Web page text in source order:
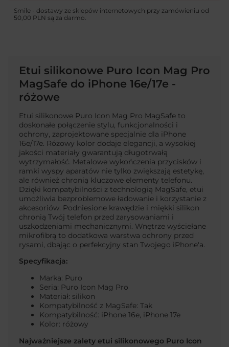
Smile - dostawy ze sklepów internetowych przy zamówieniu od
50,00 PLN są za darmo.
Etui silikonowe Puro Icon Mag Pro
MagSafe do iPhone 16e/17e -
różowe
Etui silikonowe Puro Icon Mag Pro MagSafe to
doskonałe połączenie stylu, funkcjonalności i
ochrony, zaprojektowane specjalnie dla iPhone
16e/17e. Różowy kolor dodaje elegancji, a wysokiej
jakości materiały gwarantują długotrwałą
wytrzymałość. Metalowe wykończenia przycisków i
ramki wyspy aparatów nie tylko zwiększają estetykę,
ale również chronią kluczowe elementy telefonu.
Dzięki kompatybilności z technologią MagSafe, etui
umożliwia bezproblemowe ładowanie i korzystanie z
akcesoriów. Podniesione krawędzie i miękki silikon
chronią Twój telefon przed zarysowaniami i
uszkodzeniami mechanicznymi. Wnętrze wyściełane
mikrofibrą to dodatkowa warstwa ochrony przed
rysami, dbając o perfekcyjny stan Twojego iPhone'a.
Specyfikacja:
Marka: Puro
Seria: Puro Icon Mag Pro
Materiał: silikon
Kompatybilność z MagSafe: Tak
Kompatybilność: iPhone 16e, iPhone 17e
Kolor: różowy
Najważniejsze zalety etui silikonowego Puro Icon